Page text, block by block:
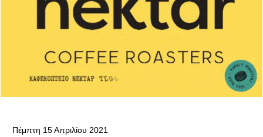
Πέμπτη 15 Απριλίου 2021